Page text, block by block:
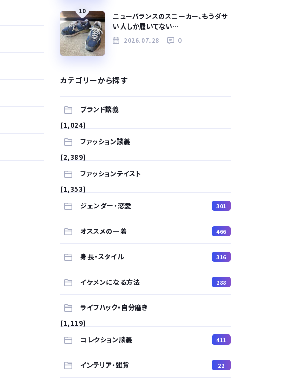
10
ニューバランスのスニーカー、もうダサ
い人しか履いてない…
2026.07.28 0
カテゴリーから探す
ブランド談義
(1,024)
ファッション談義
(2,389)
ファッションテイスト
(1,353)
ジェンダー・恋愛
301
オススメの一着 466
身長・スタイル 316
イケメンになる方法 288
ライフハック・自分磨き
(1,119)
コレクション談義
411
インテリア・雑貨 22